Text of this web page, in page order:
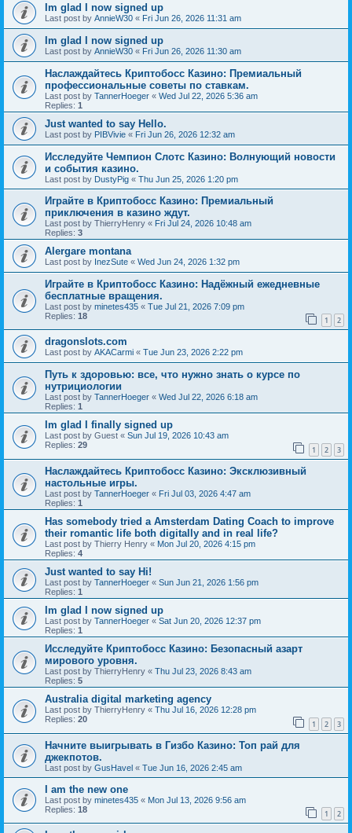
Im glad I now signed up
Last post by AnnieW30 « Fri Jun 26, 2026 11:31 am
Im glad I now signed up
Last post by AnnieW30 « Fri Jun 26, 2026 11:30 am
Наслаждайтесь Криптобосс Казино: Премиальный
профессиональные советы по ставкам.
Last post by TannerHoeger « Wed Jul 22, 2026 5:36 am
Replies: 1
Just wanted to say Hello.
Last post by PIBVivie « Fri Jun 26, 2026 12:32 am
Исследуйте Чемпион Слотс Казино: Волнующий новости
и события казино.
Last post by DustyPig « Thu Jun 25, 2026 1:20 pm
Играйте в Криптобосс Казино: Премиальный
приключения в казино ждут.
Last post by ThierryHenry « Fri Jul 24, 2026 10:48 am
Replies: 3
Alergare montana
Last post by InezSute « Wed Jun 24, 2026 1:32 pm
Играйте в Криптобосс Казино: Надёжный ежедневные
бесплатные вращения.
Last post by minetes435 « Tue Jul 21, 2026 7:09 pm
Replies: 18 1 2
dragonslots.com
Last post by AKACarmi « Tue Jun 23, 2026 2:22 pm
Путь к здоровью: все, что нужно знать о курсе по
нутрициологии
Last post by TannerHoeger « Wed Jul 22, 2026 6:18 am
Replies: 1
Im glad I finally signed up
Last post by Guest « Sun Jul 19, 2026 10:43 am
Replies: 29 1 2 3
Наслаждайтесь Криптобосс Казино: Эксклюзивный
настольные игры.
Last post by TannerHoeger « Fri Jul 03, 2026 4:47 am
Replies: 1
Has somebody tried a Amsterdam Dating Coach to improve
their romantic life both digitally and in real life?
Last post by Thierry Henry « Mon Jul 20, 2026 4:15 pm
Replies: 4
Just wanted to say Hi!
Last post by TannerHoeger « Sun Jun 21, 2026 1:56 pm
Replies: 1
Im glad I now signed up
Last post by TannerHoeger « Sat Jun 20, 2026 12:37 pm
Replies: 1
Исследуйте Криптобосс Казино: Безопасный азарт
мирового уровня.
Last post by ThierryHenry « Thu Jul 23, 2026 8:43 am
Replies: 5
Australia digital marketing agency
Last post by ThierryHenry « Thu Jul 16, 2026 12:28 pm
Replies: 20 1 2 3
Начните выигрывать в Гизбо Казино: Топ рай для
джекпотов.
Last post by GusHavel « Tue Jun 16, 2026 2:45 am
I am the new one
Last post by minetes435 « Mon Jul 13, 2026 9:56 am
Replies: 18 1 2